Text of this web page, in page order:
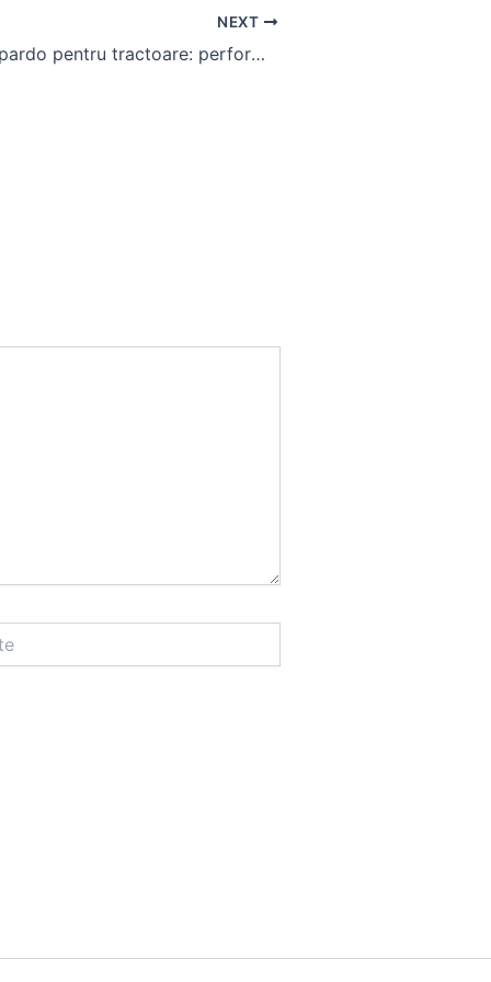
NEXT
Cositoare Gaspardo pentru tractoare: performanță și fiabilitate